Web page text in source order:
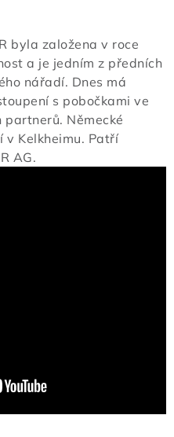
byla založena v roce
a je jedním z předních
nářadí. Dnes má
s pobočkami ve
Německé
v Kelkheimu. Patří
AG.